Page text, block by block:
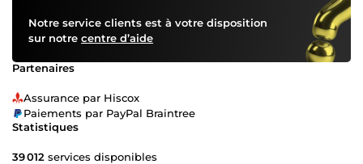
Notre service clients est à votre disposition
sur notre centre d’aide
Partenaires
Assurance par Hiscox
Paiements par PayPal Braintree
Statistiques
39 012 services disponibles